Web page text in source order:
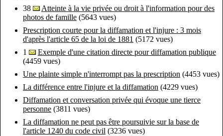
38
Atteinte à la vie privée ou droit à l'information pour des
photos de famille (5643 vues)
Prescription courte pour la diffamation et l'injure : 3 mois
d'après l'article 65 de la loi de 1881 (5172 vues)
1
Exemple d'une citation directe pour diffamation publique
(4459 vues)
Une plainte simple n'interrompt pas la prescription (4453 vues)
La différence entre l'injure et la diffamation (4229 vues)
Diffamation et conversation privée qui évoque une tierce
personne (3811 vues)
La diffamation ne peut pas être poursuivie sur la base de
l'article 1240 du code civil (3236 vues)